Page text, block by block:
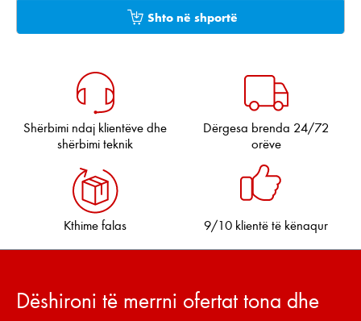
Shto në shportë
Shërbimi ndaj klientëve dhe
shërbimi teknik
Dërgesa brenda 24/72
orëve
Kthime falas 9/10 klientë të kënaqur
Dëshironi të merrni ofertat tona dhe